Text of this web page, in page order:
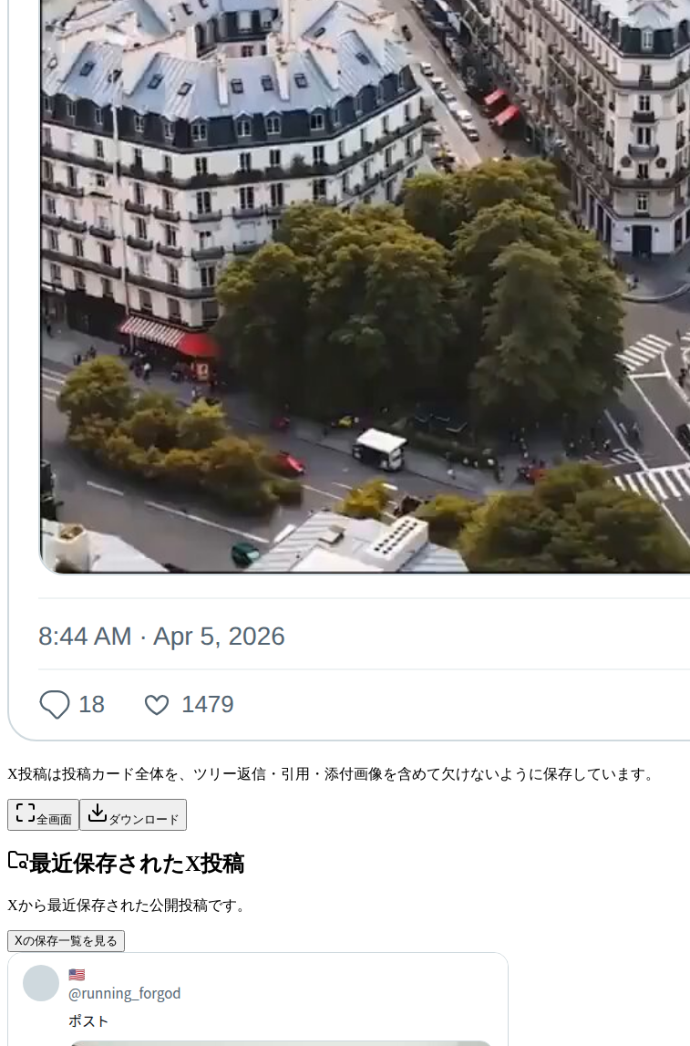
X投稿は投稿カード全体を、ツリー返信・引用・添付画像を含めて欠けないように保存しています。
全画面 ダウンロード
最近保存されたX投稿
Xから最近保存された公開投稿です。
Xの保存一覧を見る